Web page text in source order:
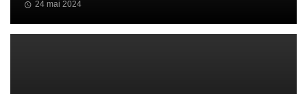
24 mai 2024